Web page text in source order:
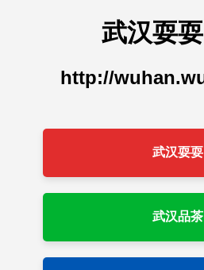
武汉耍
http://
武汉耍耍
武汉品茶